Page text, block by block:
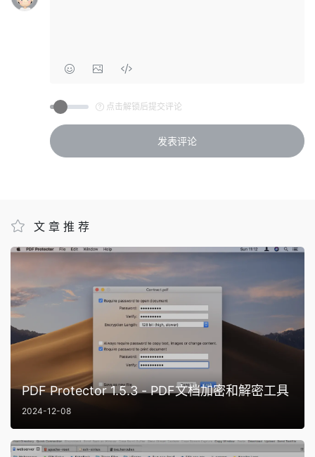
点击解锁后提交评论
文章推荐
PDF Protector 1.5.3 - PDF文档加密和解密工具
2024-12-08